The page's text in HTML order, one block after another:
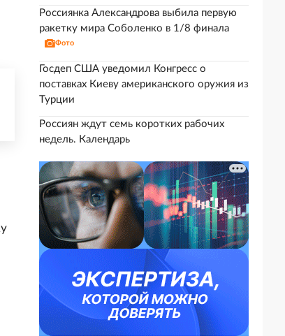
Россиянка Александрова выбила первую
ракетку мира Соболенко в 1/8 финала
Фото
Госдеп США уведомил Конгресс о
поставках Киеву американского оружия из
Турции
Россиян ждут семь коротких рабочих
недель. Календарь